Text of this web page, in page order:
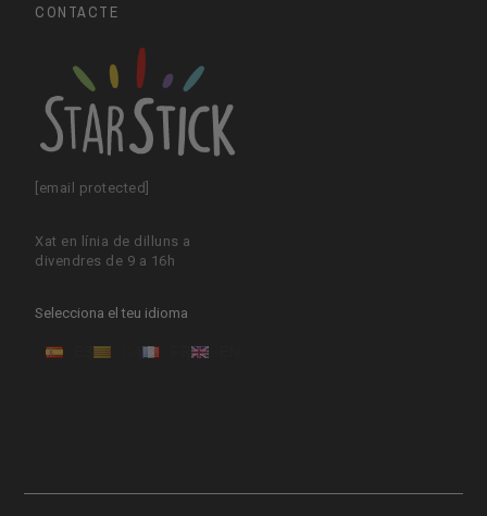
CONTACTE
[email protected]
Xat en línia de dilluns a
divendres de 9 a 16h
Selecciona el teu idioma
ES CA FR